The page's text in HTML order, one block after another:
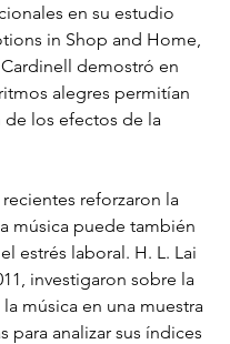
en su estudio
in Shop and Home,
Cardinell demostró en
alegres permitían
de los efectos de la
reforzaron la
música puede también
estrés laboral. H. L. Lai
investigaron sobre la
música en una muestra
para analizar sus índices